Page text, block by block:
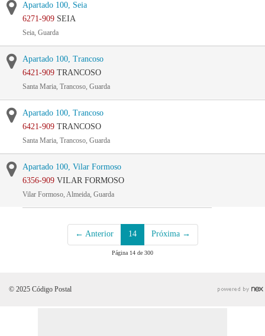
Apartado 100, Seia
6271-909 SEIA
Seia, Guarda
Apartado 100, Trancoso
6421-909 TRANCOSO
Santa Maria, Trancoso, Guarda
Apartado 100, Trancoso
6421-909 TRANCOSO
Santa Maria, Trancoso, Guarda
Apartado 100, Vilar Formoso
6356-909 VILAR FORMOSO
Vilar Formoso, Almeida, Guarda
← Anterior 14 Próxima →
Página 14 de 300
© 2025 Código Postal